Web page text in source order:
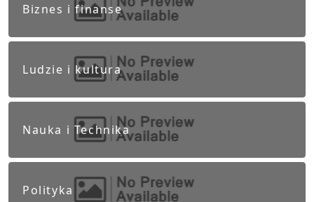
Biznes i finanse
Ludzie i kultura
Nauka i Technika
Polityka